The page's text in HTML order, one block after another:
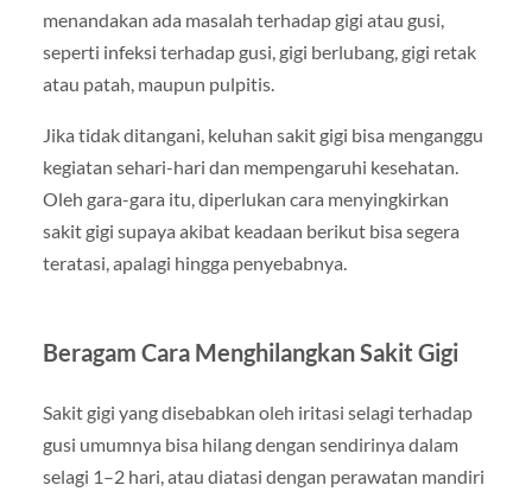
menandakan ada masalah terhadap gigi atau gusi,
seperti infeksi terhadap gusi, gigi berlubang, gigi retak
atau patah, maupun pulpitis.
Jika tidak ditangani, keluhan sakit gigi bisa menganggu
kegiatan sehari-hari dan mempengaruhi kesehatan.
Oleh gara-gara itu, diperlukan cara menyingkirkan
sakit gigi supaya akibat keadaan berikut bisa segera
teratasi, apalagi hingga penyebabnya.
Beragam Cara Menghilangkan Sakit Gigi
Sakit gigi yang disebabkan oleh iritasi selagi terhadap
gusi umumnya bisa hilang dengan sendirinya dalam
selagi 1–2 hari, atau diatasi dengan perawatan mandiri